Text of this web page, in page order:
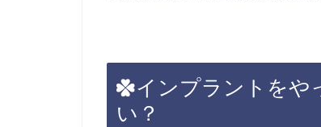
インプラントをや
い？